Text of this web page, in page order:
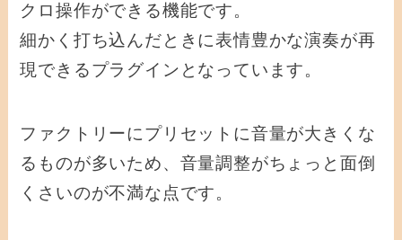
クロ操作ができる機能です。
細かく打ち込んだときに表情豊かな演奏が再
現できるプラグインとなっています。
ファクトリーにプリセットに音量が大きくな
るものが多いため、音量調整がちょっと面倒
くさいのが不満な点です。